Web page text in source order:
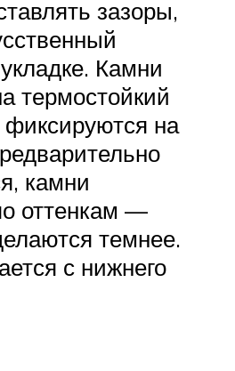
зазоры,
Камни
термостойкий
на
камни
оттенкам —
темнее.
с нижнего